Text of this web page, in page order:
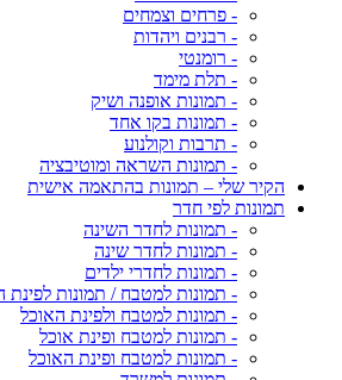
- פרחים וצמחים
- רבנים ויהדות
- רומנטי
- תלת מימד
- תמונות אופנה ושיק
- תמונות בקו אחד
- תרבות וקולנוע
- תמונות השראה ומוטיבציה
הקיר שלי – תמונות בהתאמה אישית
תמונות לפי חדר
- תמונות לחדר השינה
- תמונות לחדר שינה
- תמונות לחדרי ילדים
- תמונות למטבח / תמונות לפינת
- תמונות למטבח ולפינת האוכל
- תמונות למטבח ופינת אוכל
- תמונות למטבח ופינת האוכל